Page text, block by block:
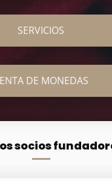
SERVICIOS
DE MONEDAS
socios